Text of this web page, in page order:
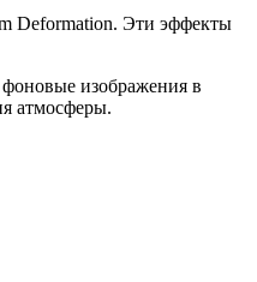
Deformation. Эти эффекты
изображения в
атмосферы.